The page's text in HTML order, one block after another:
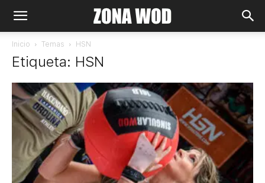
Inicio Temas HSN
Etiqueta: HSN